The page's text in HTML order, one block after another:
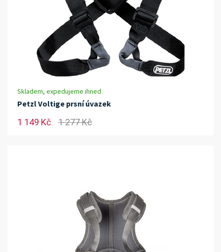
Skladem, expedujeme ihned
Petzl Voltige prsní úvazek
1 149 Kč 1 277 Kč